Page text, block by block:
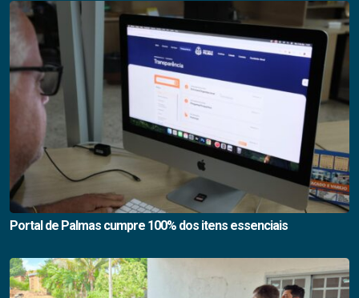
Portal de Palmas cumpre 100% dos itens essenciais